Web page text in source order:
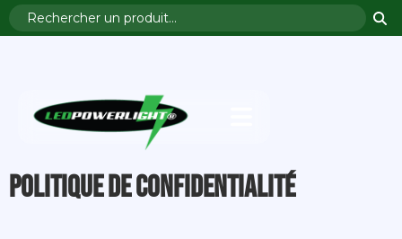
politique de confidentialité